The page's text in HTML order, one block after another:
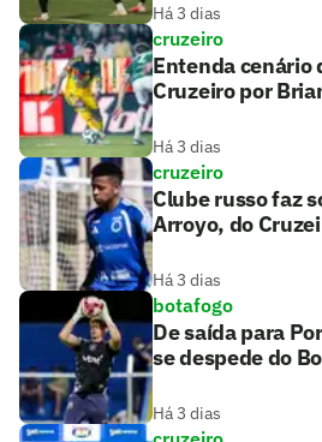
Há 3 dias
cruzeiro
Entenda cenário
Cruzeiro por
Há 3 dias
cruzeiro
Clube russo faz
Arroyo, do
Há 3 dias
botafogo
De saída para
se despede do
Há 3 dias